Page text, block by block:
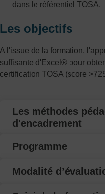
dans le référentiel TOSA.
Les objectifs
A l'issue de la formation,
suffisante d'Excel® pour
certification TOSA (score
Les méthodes
d'encadrement
Programme
Modalité